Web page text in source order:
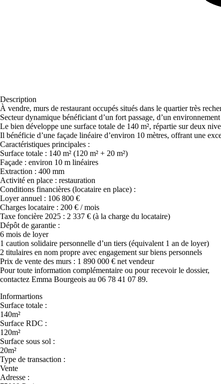
Description
À vendre, murs de restaurant occupés situés dans le quartier très
Secteur dynamique bénéficiant d’un fort passage, d’un
Le bien développe une surface totale de 140 m², répartie sur deux
Il bénéficie d’une façade linéaire d’environ 10 mètres, offrant une
Caractéristiques principales :
Surface totale : 140 m² (120 m² + 20 m²)
Façade : environ 10 m linéaires
Extraction : 400 mm
Activité en place : restauration
Conditions financières (locataire en place) :
Loyer annuel : 106 800 €
Charges locataire : 200 € / mois
Taxe foncière 2025 : 2 337 € (à la charge du locataire)
Dépôt de garantie :
6 mois de loyer
1 caution solidaire personnelle d’un tiers (équivalent 1 an de loyer)
2 titulaires en nom propre avec engagement sur biens personnels
Prix de vente des murs : 1 890 000 € net vendeur
Pour toute information complémentaire ou pour recevoir le dossier,
contactez Emma Bourgeois au 06 78 41 07 89.
Informartions
Surface totale :
140m²
Surface RDC :
120m²
Surface sous sol :
20m²
Type de transaction :
Vente
Adresse :